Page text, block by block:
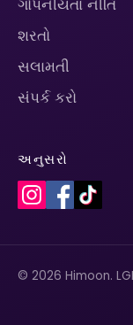
ગોપનીયતા નીતિ
શરતો
સલામતી
સંપર્ક કરો
અનુસરો
© 2026 Himoon.